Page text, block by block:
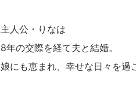
主人公・りなは
8年の交際を経て夫と結婚。
娘にも恵まれ、幸せな日々を過